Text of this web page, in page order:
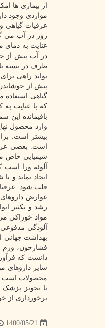
از بیماری ها
مواردی وجود
عرقیات گیاهی
روز در آب می
عنایت به دمای
در آب پیش از
ظرف در بسته
تواند راهی
پیش از
گیاهی
که با عنایت به
باقیمانده این
وارد محصول
بیشتر است.
است. بعضی
شیمیایی خاص
آلوئه ورا
ایجاد نماید و
قلب شود.
عوارض
رشد و تکثیر
مواد خوراکی
آلودگی
فشارخون،
دانست که
سایر داروهای
محصولات است
با تجویز
برخورداری از
1400/05/21